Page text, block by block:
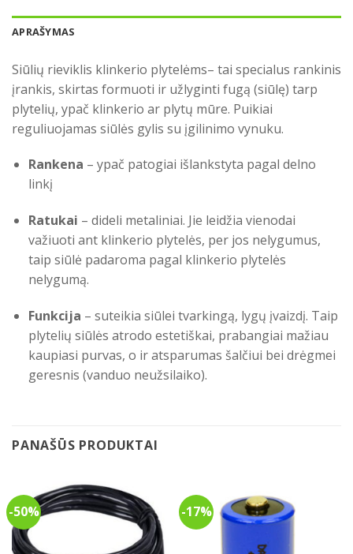
APRAŠYMAS
Siūlių rieviklis klinkerio plytelėms– tai specialus rankinis
įrankis, skirtas formuoti ir užlyginti fugą (siūlę) tarp
plytelių, ypač klinkerio ar plytų mūre. Puikiai
reguliuojamas siūlės gylis su įgilinimo vynuku.
Rankena – ypač patogiai išlankstyta pagal delno
linkį
Ratukai – dideli metaliniai. Jie leidžia vienodai
važiuoti ant klinkerio plytelės, per jos nelygumus,
taip siūlė padaroma pagal klinkerio plytelės
nelygumą.
Funkcija – suteikia siūlei tvarkingą, lygų įvaizdį. Taip
plytelių siūlės atrodo estetiškai, prabangiai mažiau
kaupiasi purvas, o ir atsparumas šalčiui bei drėgmei
geresnis (vanduo neužsilaiko).
PANAŠŪS PRODUKTAI
-50% -17%